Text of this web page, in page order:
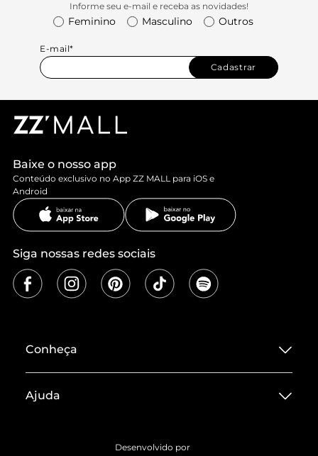
Informe seu e-mail e receba as novidades!
Feminino Masculino Outros
E-mail*
Cadastrar
Baixe o nosso app
Conteúdo exclusivo no App ZZ MALL para iOS e
Android
Siga nossas redes sociais
Conheça
Termos de Uso
Ajuda
Desenvolvido por